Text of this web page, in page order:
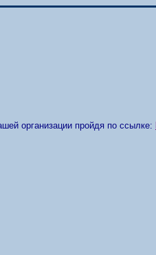
организации пройдя по ссылке: